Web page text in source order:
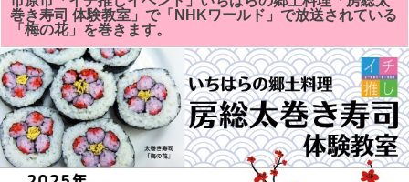
新
年
明
け
ま
し
て
お
め
で
と
う
ご
ざ
巻き寿司 体験教室」で「NHKワールド」で放送されている
「梅の花」を巻きます。